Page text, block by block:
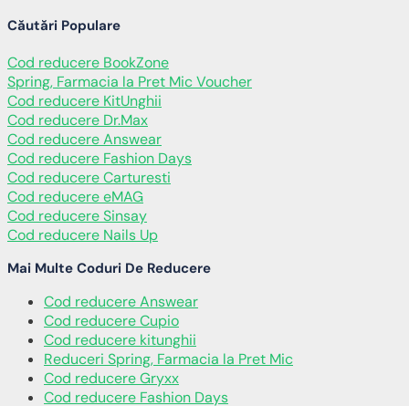
Căutări Populare
Cod reducere BookZone
Spring, Farmacia la Pret Mic Voucher
Cod reducere KitUnghii
Cod reducere Dr.Max
Cod reducere Answear
Cod reducere Fashion Days
Cod reducere Carturesti
Cod reducere eMAG
Cod reducere Sinsay
Cod reducere Nails Up
Mai Multe Coduri De Reducere
Cod reducere Answear
Cod reducere Cupio
Cod reducere kitunghii
Reduceri Spring, Farmacia la Pret Mic
Cod reducere Gryxx
Cod reducere Fashion Days